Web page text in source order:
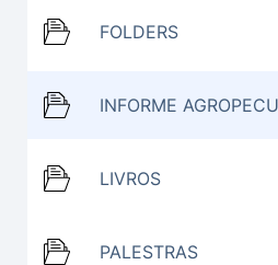
FOLDERS
INFORME
LIVROS
PALESTRAS